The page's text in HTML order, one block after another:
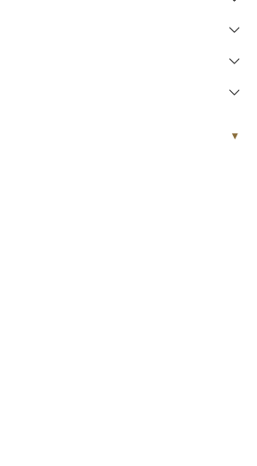
▾